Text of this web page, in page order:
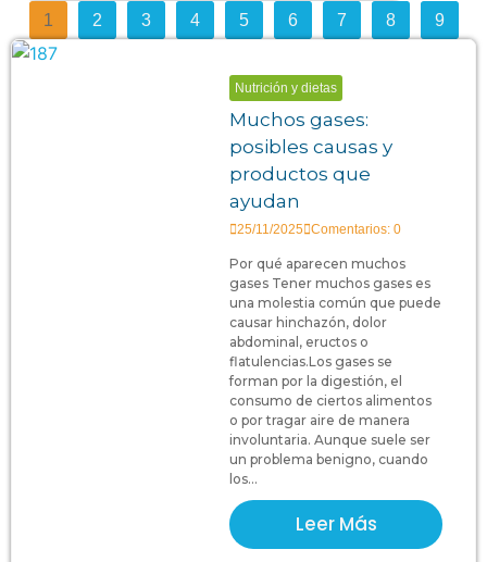
1 2 3 4 5 6 7 8 9
Nutrición y dietas
Muchos gases:
posibles causas y
productos que
ayudan
25/11/2025 Comentarios: 0
Por qué aparecen muchos
gases Tener muchos gases es
una molestia común que puede
causar hinchazón, dolor
abdominal, eructos o
flatulencias.Los gases se
forman por la digestión, el
consumo de ciertos alimentos
o por tragar aire de manera
involuntaria. Aunque suele ser
un problema benigno, cuando
los...
Leer Más